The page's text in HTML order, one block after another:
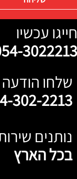
חייגו עכשיו
3022213
שלחו הודעה
302-2213
נותנים
בכל הארץ